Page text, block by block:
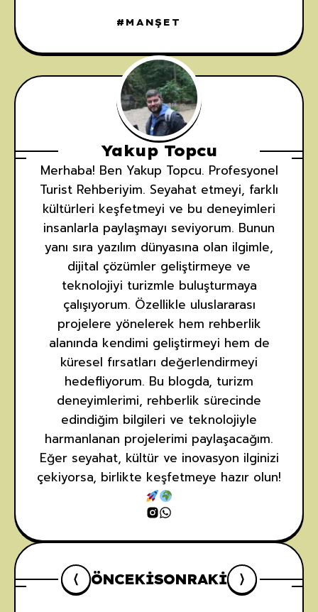
MANŞET
Yakup Topcu
Merhaba! Ben Yakup Topcu. Profesyonel
Turist Rehberiyim. Seyahat etmeyi, farklı
kültürleri keşfetmeyi ve bu deneyimleri
insanlarla paylaşmayı seviyorum. Bunun
yanı sıra yazılım dünyasına olan ilgimle,
dijital çözümler geliştirmeye ve
teknolojiyi turizmle buluşturmaya
çalışıyorum. Özellikle uluslararası
projelere yönelerek hem rehberlik
alanında kendimi geliştirmeyi hem de
küresel fırsatları değerlendirmeyi
hedefliyorum. Bu blogda, turizm
deneyimlerimi, rehberlik sürecinde
edindiğim bilgileri ve teknolojiyle
harmanlanan projelerimi paylaşacağım.
Eğer seyahat, kültür ve inovasyon ilginizi
çekiyorsa, birlikte keşfetmeye hazır olun!
ÖNCEKISONRAKI